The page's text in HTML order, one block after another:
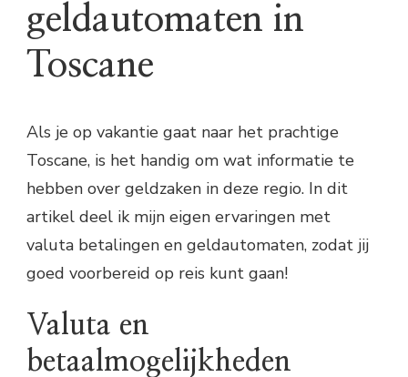
geldautomaten in
Toscane
Als je op vakantie gaat naar het prachtige
Toscane, is het handig om wat informatie te
hebben over geldzaken in deze regio. In dit
artikel deel ik mijn eigen ervaringen met
valuta betalingen en geldautomaten, zodat jij
goed voorbereid op reis kunt gaan!
Valuta en
betaalmogelijkheden